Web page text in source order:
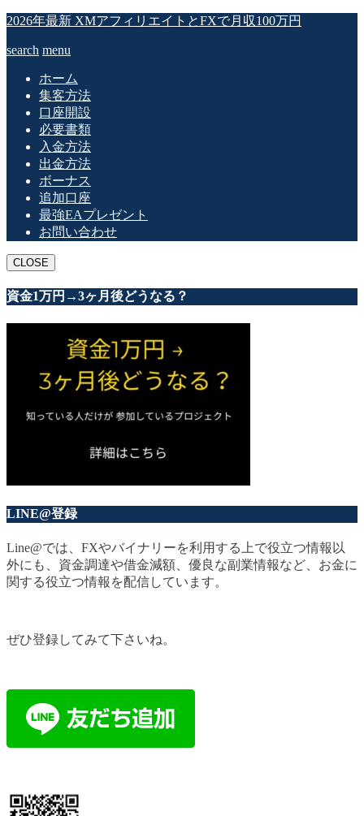
2026年最新 XMアフィリエイトとFXで月収100万円
search menu
ホーム
集客方法
口座開設
必要書類
入金方法
出金方法
ボーナス
追加口座
最強EAプレゼント
お問い合わせ
CLOSE
資金1万円→3ヶ月後どうなる？
LINE@登録
Line@では、FXやバイナリーを利用する上で役立つ情報以
外にも、資金調達や借金減額、優良な副業情報など、お金に
関する役立つ情報を配信しています。
ぜひ登録してみて下さいね。